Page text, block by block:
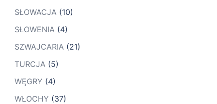
SŁOWACJA (10)
SŁOWENIA (4)
SZWAJCARIA (21)
TURCJA (5)
WĘGRY (4)
WŁOCHY (37)